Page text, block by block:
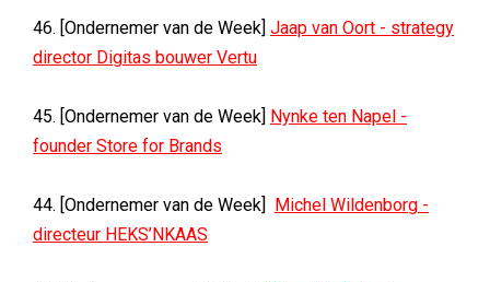
46. [Ondernemer van de Week] Jaap van Oort - strategy
director Digitas bouwer Vertu
45. [Ondernemer van de Week] Nynke ten Napel -
founder Store for Brands
44. [Ondernemer van de Week] Michel Wildenborg -
directeur HEKS’NKAAS